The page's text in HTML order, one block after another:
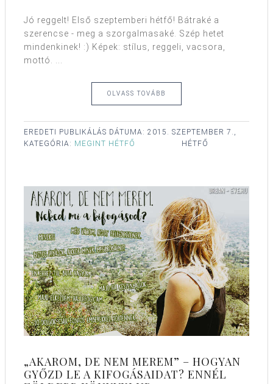
Jó reggelt! Első szeptemberi hétfő! Bátraké a
szerencse - meg a szorgalmasaké. Szép hetet
mindenkinek! :) Képek: stílus, reggeli, vacsora,
mottó. ...
OLVASS TOVÁBB
EREDETI PUBLIKÁLÁS DÁTUMA: 2015. SZEPTEMBER 7.,
HÉTFŐ
KATEGÓRIA: MEGINT HÉTFŐ
„AKAROM, DE NEM MEREM” – HOGYAN
GYŐZD LE A KIFOGÁSAIDAT? ENNÉL